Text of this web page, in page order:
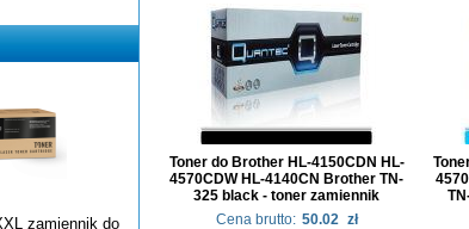
zamiennik do
Toner do Brother HL-4150CDN HL-
4570CDW HL-4140CN Brother TN-
325 black - toner zamiennik
Cena brutto: 50.02 zł